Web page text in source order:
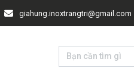
giahung.inoxtrangtri@gmail.com